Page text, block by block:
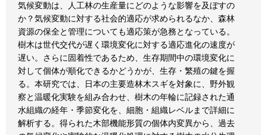
気候変動は、人工林の生産量にどのような影響を及ぼすの
か？気候変動に対する社会的適応が求められるなか、森林
資源の保全と管理についても適応策が急務となっている。
樹木は世代交代が遅く環境変化に対する適応進化の速度が
遅い。さらに固着性であるため、生存期間中の環境変化に
対して個体が順化できるかどうかが、生存・繁殖の鍵を握
る。本研究では、日本の主要造林木スギを対象に、野外観
察と温暖化実験を組み合わせ、樹木の年輪に記録された通
水組織の経年・季節変化を、細胞・組織レベルまで詳細に
解析する。得られた木部機能形質の個体内変異から、過去